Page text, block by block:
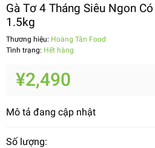
Gà Tơ 4 Tháng Siêu Ngon
1.5kg
Thương hiệu: Hoàng Tân Food
Tình trạng: Hết hàng
¥2,490
Mô tả đang cập nhật
Số lượng: